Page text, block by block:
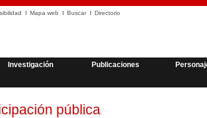
Mapa web Buscar Directorio
Investigación Publicaciones
pública